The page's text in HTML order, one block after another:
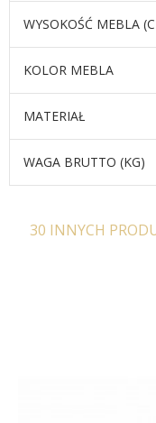
WYSOKOŚĆ MEBLA
KOLOR MEBLA
MATERIAŁ
WAGA BRUTTO (KG)
30 INNYCH